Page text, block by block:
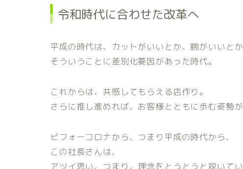
令和時代に合わせた改革へ
平成の時代は、カットがいいとか、腕がいいとか
そういうことに差別化要因があった時代。
これからは、共感してもらえる店作り。
さらに推し進めれば、お客様とともに歩む姿勢が
ビフォーコロナから、つまり平成の時代から、
この社長さんは、
アツイ思い、つまり、理念をとうとうと説いてい